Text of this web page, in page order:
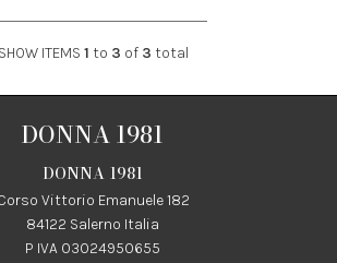
SHOW ITEMS 1 to 3 of 3 total
DONNA 1981
DONNA 1981
Vittorio Emanuele 182
84122 Salerno Italia
P IVA 03024950655